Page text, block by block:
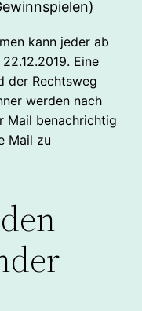
kann jeder ab
Eine
der Rechtsweg
werden nach
Mail benachrichtig
Mail zu